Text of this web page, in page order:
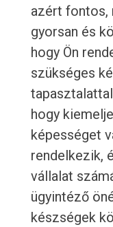
azért fontos,
gyorsan és
hogy Ön
szükséges
hogy
képességet
rendelkezik,
vállalat
ügyintéző
készségek